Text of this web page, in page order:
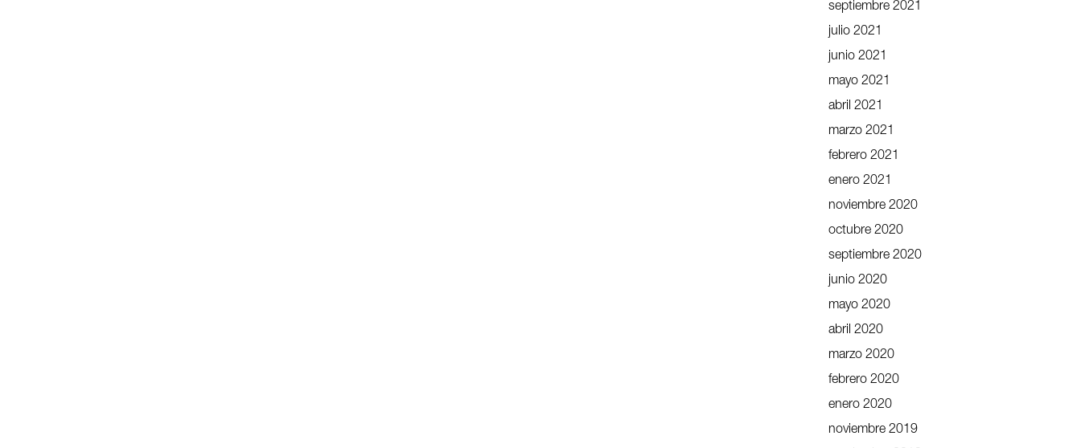
septiembre 2021
julio 2021
junio 2021
mayo 2021
abril 2021
marzo 2021
febrero 2021
enero 2021
noviembre 2020
octubre 2020
septiembre 2020
junio 2020
mayo 2020
abril 2020
marzo 2020
febrero 2020
enero 2020
noviembre 2019